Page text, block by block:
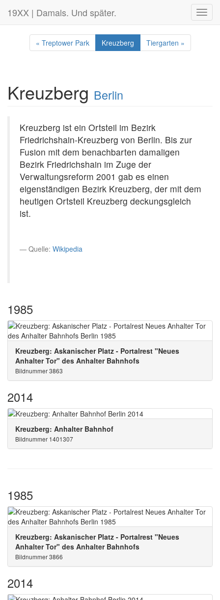
19XX | Damals. Und später.
« Treptower Park Kreuzberg Tiergarten »
Kreuzberg Berlin
Kreuzberg ist ein Ortsteil im Bezirk
Friedrichshain-Kreuzberg von Berlin. Bis zur
Fusion mit dem benachbarten damaligen
Bezirk Friedrichshain im Zuge der
Verwaltungsreform 2001 gab es einen
eigenständigen Bezirk Kreuzberg, der mit dem
heutigen Ortsteil Kreuzberg deckungsgleich
ist.
Quelle: Wikipedia
1985
Kreuzberg: Askanischer Platz - Portalrest "Neues
Anhalter Tor" des Anhalter Bahnhofs
Bildnummer 3863
2014
Kreuzberg: Anhalter Bahnhof
Bildnummer 1401307
1985
Kreuzberg: Askanischer Platz - Portalrest "Neues
Anhalter Tor" des Anhalter Bahnhofs
Bildnummer 3866
2014